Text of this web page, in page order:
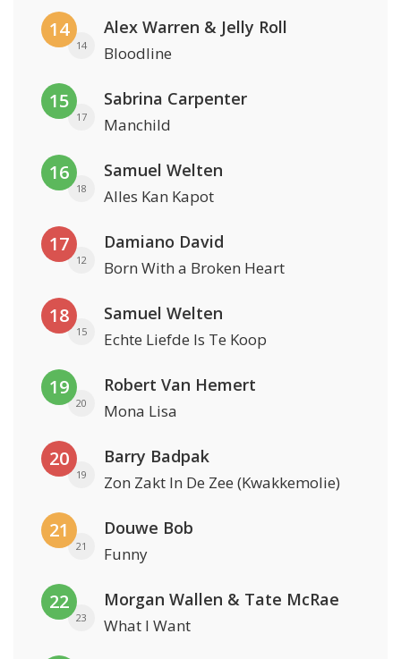
14
14
Alex Warren & Jelly Roll
Bloodline
15
17
Sabrina Carpenter
Manchild
16
18
Samuel Welten
Alles Kan Kapot
17
12
Damiano David
Born With a Broken Heart
18
15
Samuel Welten
Echte Liefde Is Te Koop
19
20
Robert Van Hemert
Mona Lisa
20
19
Barry Badpak
Zon Zakt In De Zee (Kwakkemolie)
21
21
Douwe Bob
Funny
22
23
Morgan Wallen & Tate McRae
What I Want